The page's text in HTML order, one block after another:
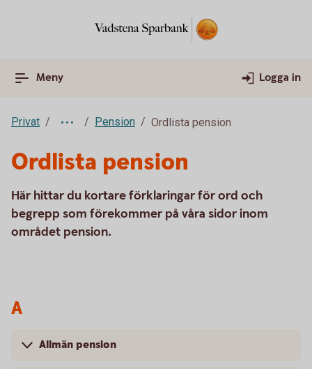
Meny Logga in
Privat Pension Ordlista pension
Ordlista pension
Här hittar du kortare förklaringar för ord och
begrepp som förekommer på våra sidor inom
området pension.
A
Allmän pension